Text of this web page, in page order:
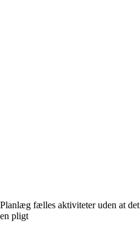
Planlæg fælles aktiviteter uden at
en pligt